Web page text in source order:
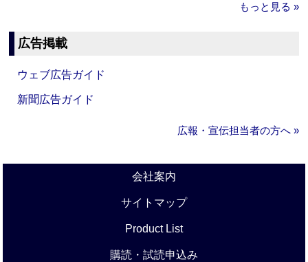
もっと見る »
広告掲載
ウェブ広告ガイド
新聞広告ガイド
広報・宣伝担当者の方へ »
会社案内
サイトマップ
Product List
購読・試読申込み